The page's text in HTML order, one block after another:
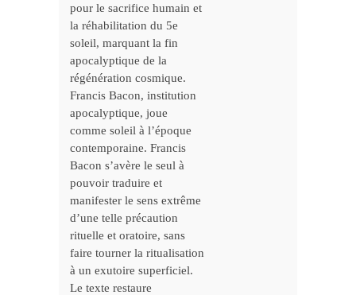
pour le sacrifice humain et
la réhabilitation du 5e
soleil, marquant la fin
apocalyptique de la
régénération cosmique.
Francis Bacon, institution
apocalyptique, joue
comme soleil à l’époque
contemporaine. Francis
Bacon s’avère le seul à
pouvoir traduire et
manifester le sens extrême
d’une telle précaution
rituelle et oratoire, sans
faire tourner la ritualisation
à un exutoire superficiel.
Le texte restaure